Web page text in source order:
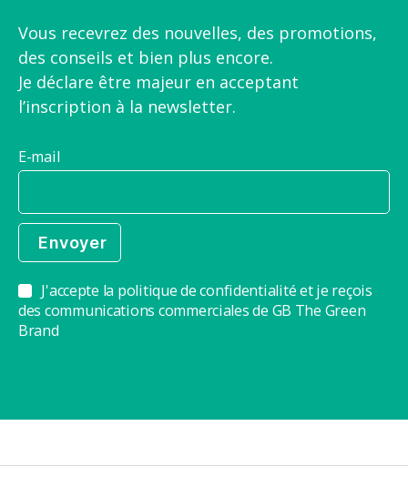
Vous recevrez des nouvelles, des promotions,
des conseils et bien plus encore.
Je déclare être majeur en acceptant
l’inscription à la newsletter.
E-mail
J'accepte la politique de confidentialité et je reçois
des communications commerciales de GB The Green
Brand